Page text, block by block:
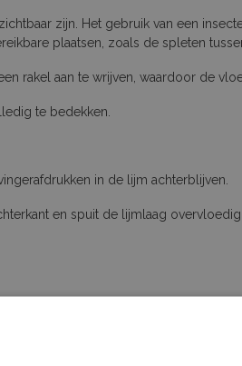
zijn. Het gebruik van een
plaatsen, zoals de spleten
rakel aan te wrijven, waardoor de
te bedekken.
in de lijm achterblijven.
en spuit de lijmlaag
een hoek van180°.
het aanwrijven met een rakel.